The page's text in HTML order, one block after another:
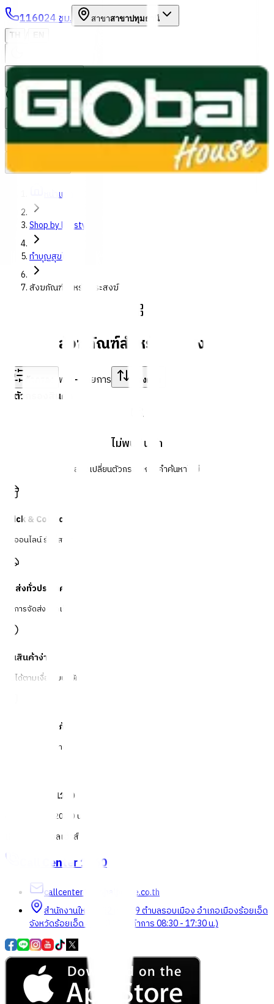
116024 ชม. สาขาสาขาปทุมธานี
TH
หมวดหมู่สินค้า
ค้นหา
บัญชีของฉัน ตะกร้าสินค้า
Previous slide
หน้าแรก
Shop by lifestyles
ทำบุญสุขใจ
สังฆภัณฑ์สำหรับพระสงฆ์
สังฆภัณฑ์สำหรับพระสงฆ์
ตัวกรอง พบ - รายการ เรียงตาม
ตัวกรองสินค้า
ไม่พบสินค้า
ลองเปลี่ยนตัวกรองหรือคำค้นหาใหม่
Click & Collect
สั่งออนไลน์ รับที่สาขา
จัดส่งทั่วประเทศ
บริการจัดส่งรวดเร็ว
คืนสินค้าง่าย
คืนได้ตามเงื่อนไขบริษัท
ชำระเงินปลอดภัย
หลากหลายช่องทาง
Call Center 1160
ทุกวัน 08:00 - 20:00 น.
เกี่ยวกับโกลบอลเฮ้าส์
Call Center1160
callcenter@globalhouse.co.th
สำนักงานใหญ่: 232 หมู่ที่ 19 ตำบลรอบเมือง อำเภอเมืองร้อยเอ็ด
จังหวัดร้อยเอ็ด 45000 (เวลาทำการ 08:30 - 17:30 น.)